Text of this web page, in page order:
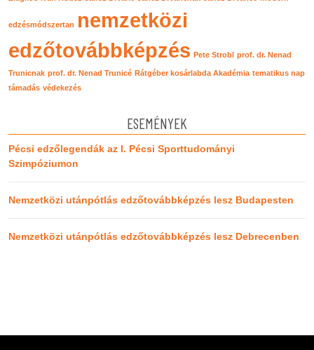
edzésmódszertan nemzetközi
edzőtovábbképzés Pete Strobl prof. dr. Nenad
Trunicnak prof. dr. Nenad Trunicé Rátgéber kosárlabda Akadémia tematikus nap
támadás védekezés
ESEMÉNYEK
Pécsi edzőlegendák az I. Pécsi Sporttudományi
Szimpóziumon
Nemzetközi utánpótlás edzőtovábbképzés lesz Budapesten
Nemzetközi utánpótlás edzőtovábbképzés lesz Debrecenben